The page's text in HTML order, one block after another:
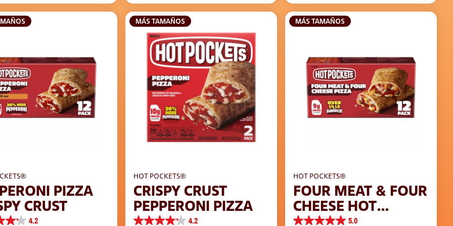
PIZZA
CRUST
4.2
MÁS TAMAÑOS
HOT POCKETS®
CRISPY CRUST
PEPPERONI PIZZA
4.2
MÁS TAMAÑOS
HOT POCKETS®
FOUR MEAT & FOUR
CHEESE HOT
POCKETS PIZZA
5.0